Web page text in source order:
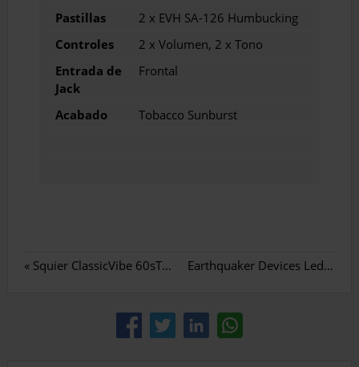
Pastillas
2 x EVH SA-126 Humbucking
Controles
2 x Volumen, 2 x Tono
Entrada de
Jack
Frontal
Acabado Tobacco Sunburst
« Squier ClassicVibe 60sTelecaster Earthquaker Devices Ledges